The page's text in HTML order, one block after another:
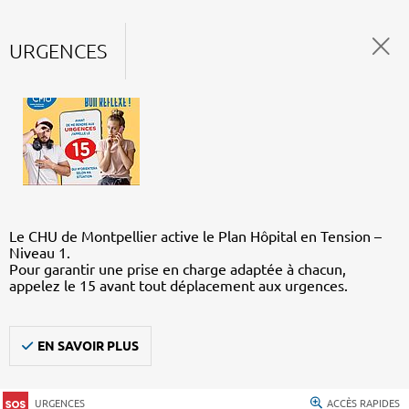
URGENCES
Le CHU de Montpellier active le Plan Hôpital en Tension –
Niveau 1.
Pour garantir une prise en charge adaptée à chacun,
appelez le 15 avant tout déplacement aux urgences.
EN SAVOIR PLUS
URGENCES ACCÈS RAPIDES